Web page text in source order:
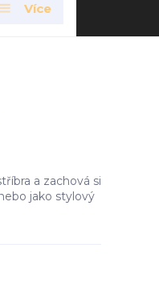
Více
a zachová si
jako stylový